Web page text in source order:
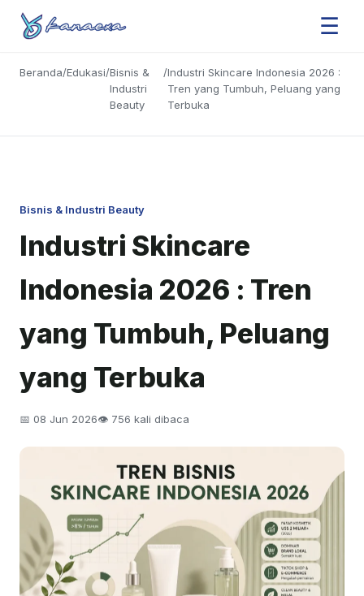
☰
Beranda/Edukasi/Bisnis &
Industri
Beauty
/Industri Skincare Indonesia 2026 :
Tren yang Tumbuh, Peluang yang
Terbuka
Bisnis & Industri Beauty
Industri Skincare
Indonesia 2026 : Tren
yang Tumbuh, Peluang
yang Terbuka
📅 08 Jun 2026👁 756 kali dibaca